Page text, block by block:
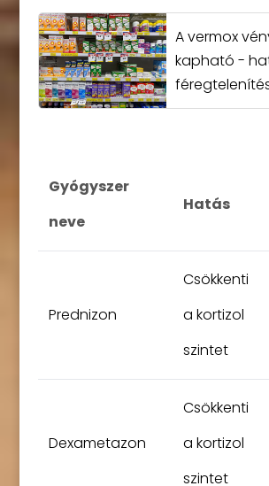
A vermox
kapható -
Gyógyszer
neve
Hatás
Prednizon
Csökkenti
a kortizol
szintet
Dexametazon
Csökkenti
a kortizol
szintet